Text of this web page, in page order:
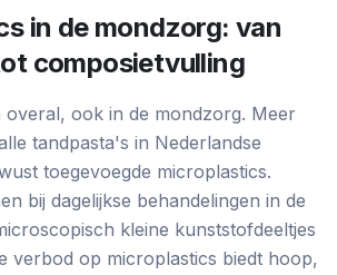
in de mondzorg: van
composietvulling
overal, ook in de mondzorg. Meer
tandpasta's in Nederlandse
toegevoegde microplastics.
bij dagelijkse behandelingen in de
kleine kunststofdeeltjes
verbod op microplastics biedt hoop,